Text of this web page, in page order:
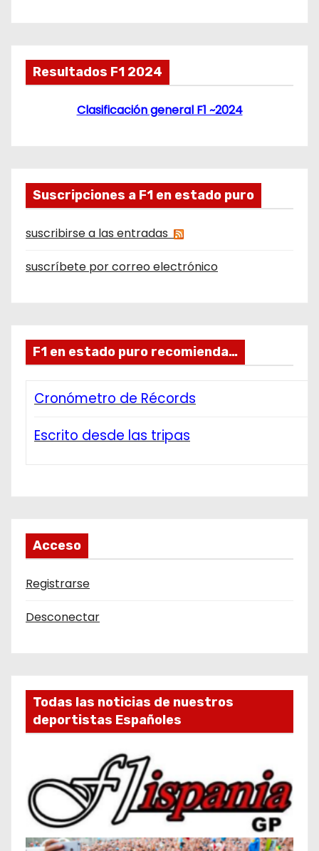
Resultados F1 2024
Clasificación general F1 ~2024
Suscripciones a F1 en estado puro
suscribirse a las entradas
suscríbete por correo electrónico
F1 en estado puro recomienda…
Cronómetro de Récords
Escrito desde las tripas
Acceso
Registrarse
Desconectar
Todas las noticias de nuestros
deportistas Españoles